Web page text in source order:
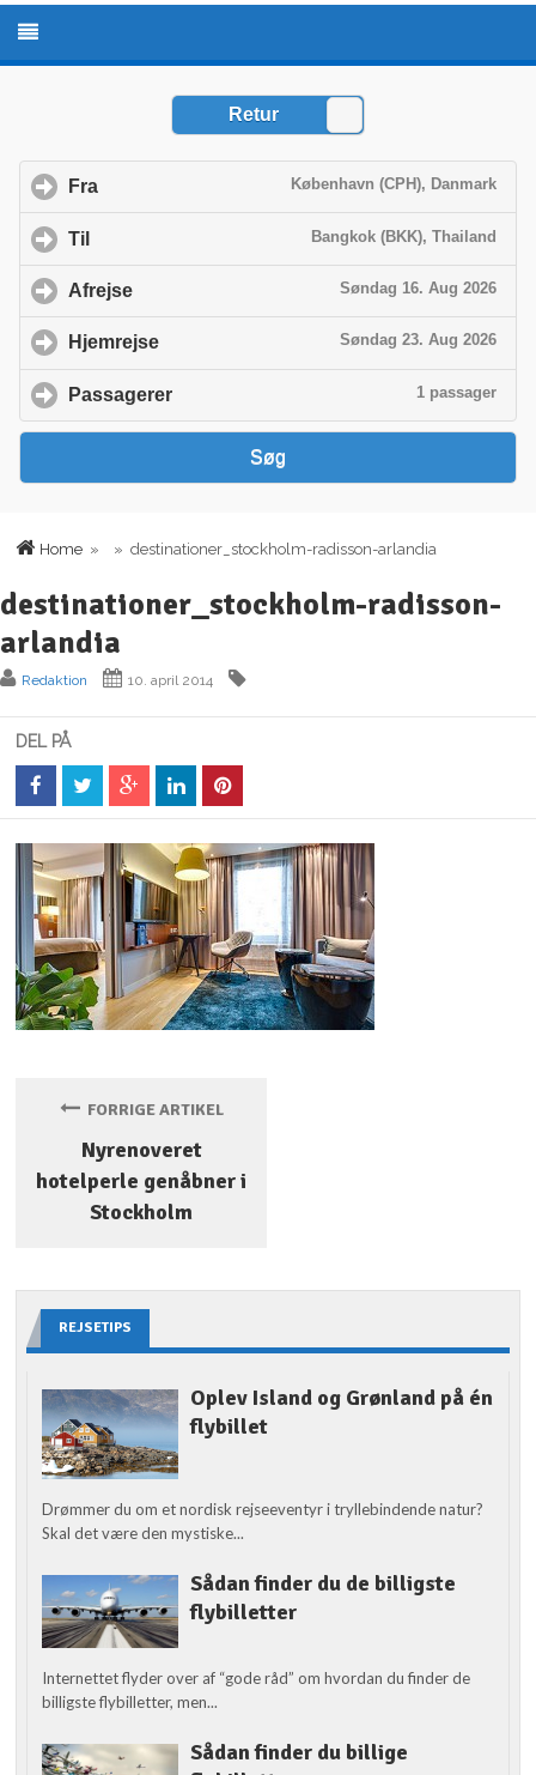
Home » » destinationer_stockholm-radisson-arlandia
destinationer_stockholm-radisson-
arlandia
Redaktion 10. april 2014
DEL PÅ
FORRIGE ARTIKEL
Nyrenoveret
hotelperle genåbner i
Stockholm
REJSETIPS
Oplev Island og Grønland på én
flybillet
Drømmer du om et nordisk rejseeventyr i tryllebindende natur?
Skal det være den mystiske...
Sådan finder du de billigste
flybilletter
Internettet flyder over af “gode råd” om hvordan du finder de
billigste flybilletter, men...
Sådan finder du billige